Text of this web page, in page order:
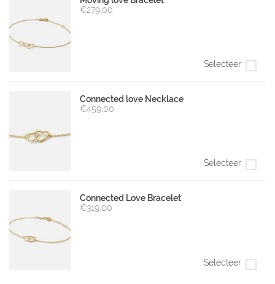
€279,00
Selecteer
Connected love Necklace
€459,00
Selecteer
Connected Love Bracelet
€319,00
Selecteer